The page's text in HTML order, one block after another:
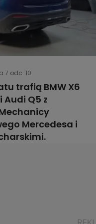
7 odc. 10
trafią BMW X6
Audi Q5 z
Mercedesa i